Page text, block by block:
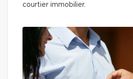
courtier immobilier.